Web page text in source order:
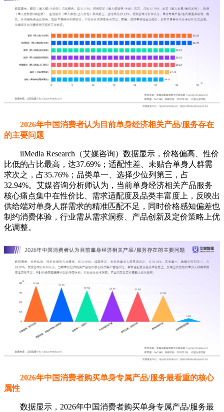
2026年中国消费者认为目前单身经济相关产品/服务存在
的主要问题
iiMedia Research（艾媒咨询）数据显示，价格偏高、性价
比低的占比最高，达37.69%；适配性差、未贴合单身人群需
求次之，占35.76%；品类单一、选择少位列第三，占
32.94%。艾媒咨询分析师认为，当前单身经济相关产品服务
核心痛点集中在性价比、需求适配度及品类丰富度上，反映出
供给端对单身人群需求的精准匹配不足，同时价格感知偏差也
制约消费体验，行业需从需求洞察、产品创新及定价策略上优
化调整。
2026年中国消费者购买单身专属产品/服务最看重的核心
属性
数据显示，2026年中国消费者购买单身专属产品/服务最